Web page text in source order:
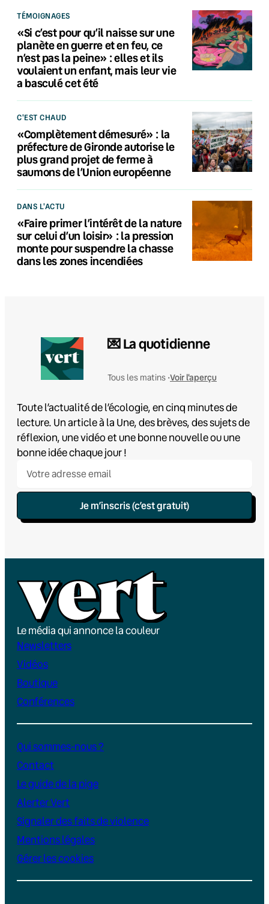
TÉMOIGNAGES
«Si c’est pour qu’il naisse sur une
planète en guerre et en feu, ce
n’est pas la peine» : elles et ils
voulaient un enfant, mais leur vie
a basculé cet été
C'EST CHAUD
«Complètement démesuré» : la
préfecture de Gironde autorise le
plus grand projet de ferme à
saumons de l’Union européenne
DANS L'ACTU
«Faire primer l’intérêt de la nature
sur celui d’un loisir» : la pression
monte pour suspendre la chasse
dans les zones incendiées
💌 La quotidienne
Tous les matins •Voir l'aperçu
Toute l’actualité de l’écologie, en cinq minutes de
lecture. Un article à la Une, des brèves, des sujets de
réflexion, une vidéo et une bonne nouvelle ou une
bonne idée chaque jour !
Je m’inscris (c’est gratuit)
Le média qui annonce la couleur
Newsletters
Vidéos
Boutique
Conférences
Qui sommes-nous ?
Contact
Le guide de la pige
Alerter Vert
Signaler des faits de violence
Mentions légales
Gérer les cookies